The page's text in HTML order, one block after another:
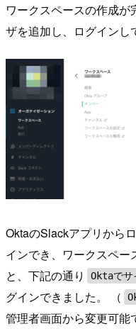
ワークスペースの作成
ザを追加し、ログインし
OktaのSlackアプリから
インでき、ワークスペー
と、下記の通り
Oktaでサ
グインできました。 （
管理者画面から変更可能